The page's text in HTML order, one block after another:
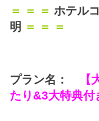
＝ ＝ ＝ ホテル
明 ＝ ＝ ＝
プラン名：
たり&3大特典付